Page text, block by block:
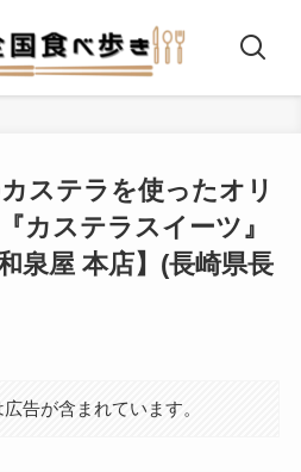
ステラを使ったオリ
カステラスイーツ』
泉屋 本店】(長崎県長
告が含まれています。